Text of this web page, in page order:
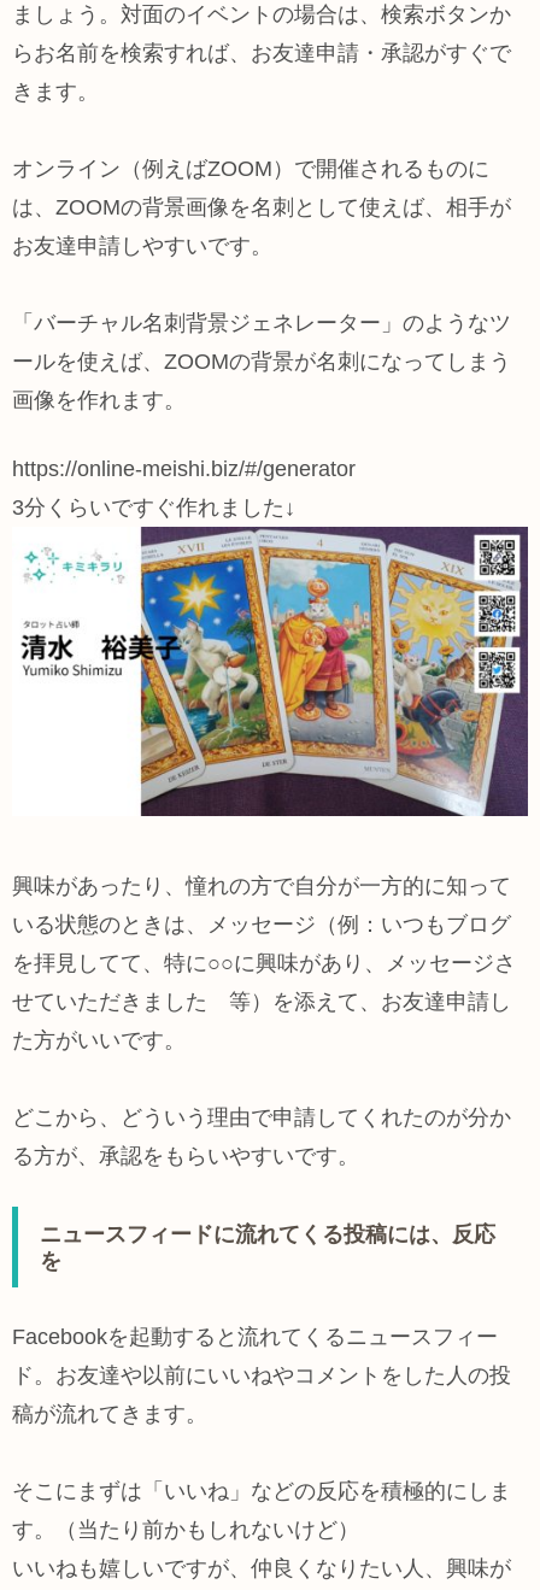
ましょう。対面のイベントの場合は、検索ボタンか
らお名前を検索すれば、お友達申請・承認がすぐで
きます。
オンライン（例えばZOOM）で開催されるものに
は、ZOOMの背景画像を名刺として使えば、相手が
お友達申請しやすいです。
「バーチャル名刺背景ジェネレーター」のようなツ
ールを使えば、ZOOMの背景が名刺になってしまう
画像を作れます。
https://online-meishi.biz/#/generator
3分くらいですぐ作れました↓
興味があったり、憧れの方で自分が一方的に知って
いる状態のときは、メッセージ（例：いつもブログ
を拝見してて、特に○○に興味があり、メッセージさ
せていただきました 等）を添えて、お友達申請し
た方がいいです。
どこから、どういう理由で申請してくれたのが分か
る方が、承認をもらいやすいです。
ニュースフィードに流れてくる投稿には、反応
を
Facebookを起動すると流れてくるニュースフィー
ド。お友達や以前にいいねやコメントをした人の投
稿が流れてきます。
そこにまずは「いいね」などの反応を積極的にしま
す。（当たり前かもしれないけど）
いいねも嬉しいですが、仲良くなりたい人、興味が